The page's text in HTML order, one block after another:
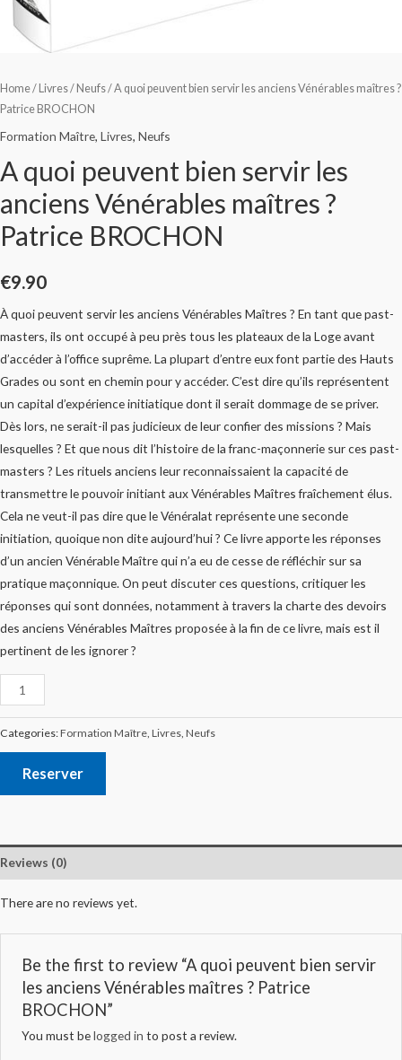
Home/ Livres/ Neufs/ A quoi peuvent bien servir les anciens Vénérables maîtres ?
Patrice BROCHON
Formation Maître, Livres, Neufs
A quoi peuvent bien servir les
anciens Vénérables maîtres ?
Patrice BROCHON
€9.90
À quoi peuvent servir les anciens Vénérables Maîtres ? En tant que past-
masters, ils ont occupé à peu près tous les plateaux de la Loge avant
d’accéder à l’office suprême. La plupart d’entre eux font partie des Hauts
Grades ou sont en chemin pour y accéder. C’est dire qu’ils représentent
un capital d’expérience initiatique dont il serait dommage de se priver.
Dès lors, ne serait-il pas judicieux de leur confier des missions ? Mais
lesquelles ? Et que nous dit l’histoire de la franc-maçonnerie sur ces past-
masters ? Les rituels anciens leur reconnaissaient la capacité de
transmettre le pouvoir initiant aux Vénérables Maîtres fraîchement élus.
Cela ne veut-il pas dire que le Vénéralat représente une seconde
initiation, quoique non dite aujourd’hui ? Ce livre apporte les réponses
d’un ancien Vénérable Maître qui n’a eu de cesse de réfléchir sur sa
pratique maçonnique. On peut discuter ces questions, critiquer les
réponses qui sont données, notamment à travers la charte des devoirs
des anciens Vénérables Maîtres proposée à la fin de ce livre, mais est il
pertinent de les ignorer ?
Categories:Formation Maître, Livres, Neufs
Reserver
Reviews (0)
There are no reviews yet.
Be the first to review “A quoi peuvent bien servir
les anciens Vénérables maîtres ? Patrice
BROCHON”
You must belogged in to post a review.